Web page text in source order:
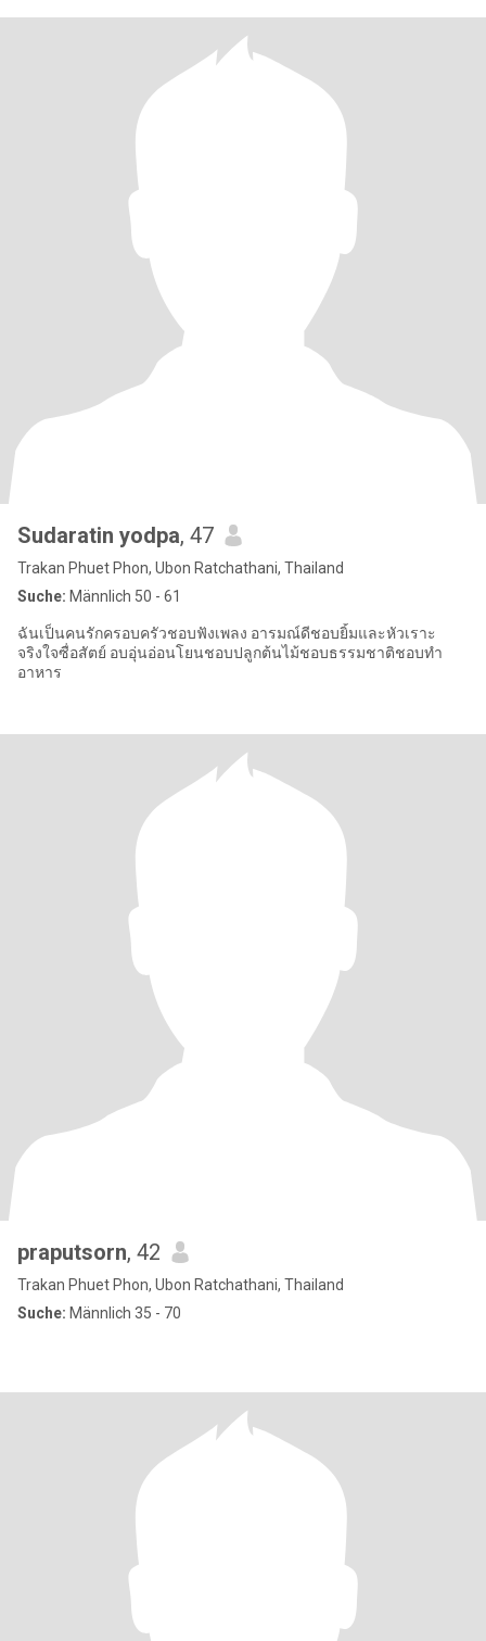
Sudaratin yodpa, 47
Trakan Phuet Phon, Ubon Ratchathani, Thailand
Suche: Männlich 50 - 61
ฉันเป็นคนรักครอบครัวชอบฟังเพลง อารมณ์ดีชอบยิ้มและหัวเราะ
จริงใจซื่อสัตย์ อบอุ่นอ่อนโยนชอบปลูกต้นไม้ชอบธรรมชาติชอบทำ
อาหาร
praputsorn, 42
Trakan Phuet Phon, Ubon Ratchathani, Thailand
Suche: Männlich 35 - 70